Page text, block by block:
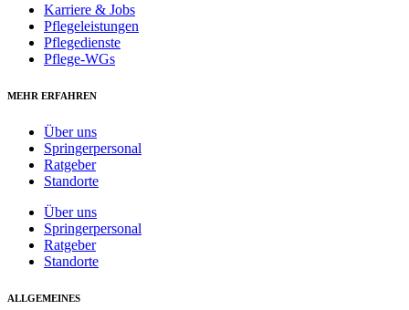
Karriere & Jobs
Pflegeleistungen
Pflegedienste
Pflege-WGs
MEHR ERFAHREN
Über uns
Springerpersonal
Ratgeber
Standorte
Über uns
Springerpersonal
Ratgeber
Standorte
ALLGEMEINES